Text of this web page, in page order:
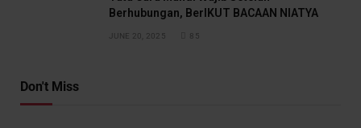
Berhubungan, BerIKUT BACAAN NIATYA
JUNE 20, 2025 85
Don't Miss